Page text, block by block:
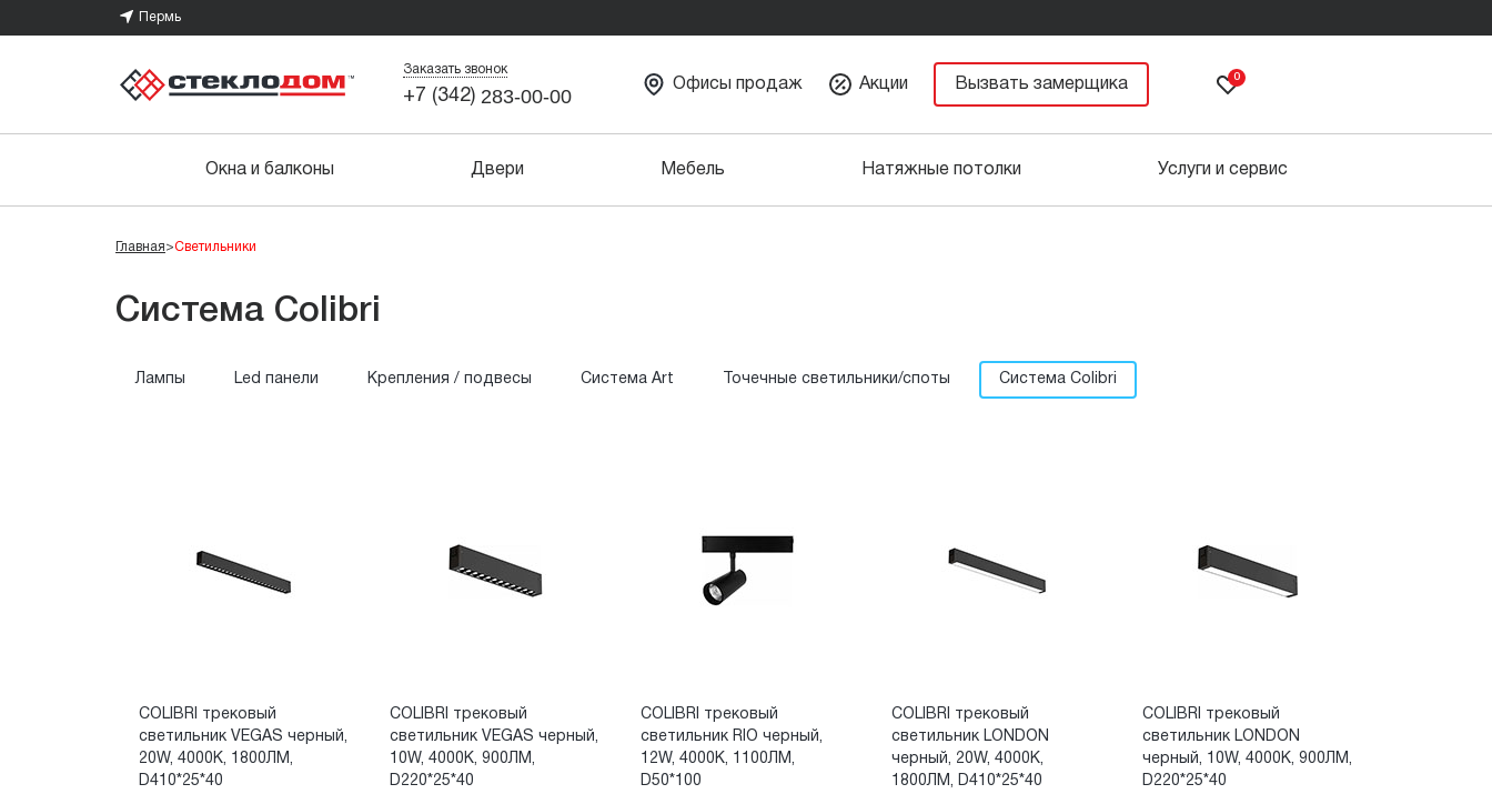
Пермь
Заказать звонок
+7 (342) 283-00-00
Офисы продаж Акции Вызвать замерщика 0
Окна и балконы Двери Мебель Натяжные потолки Услуги и сервис
Главная>Светильники
Система Colibri
Лампы Led панели Крепления / подвесы Система Art Точечные светильники/споты Система Colibri
COLIBRI трековый
светильник VEGAS черный,
20W, 4000K, 1800ЛМ,
D410*25*40
COLIBRI трековый
светильник VEGAS черный,
10W, 4000K, 900ЛМ,
D220*25*40
COLIBRI трековый
светильник RIO черный,
12W, 4000K, 1100ЛМ,
D50*100
COLIBRI трековый
светильник LONDON
черный, 20W, 4000K,
1800ЛМ, D410*25*40
COLIBRI трековый
светильник LONDON
черный, 10W, 4000K, 900ЛМ,
D220*25*40